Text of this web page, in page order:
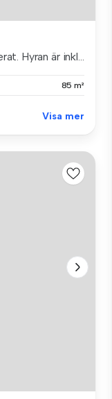
Hyran är inkl...
85 m²
Visa mer